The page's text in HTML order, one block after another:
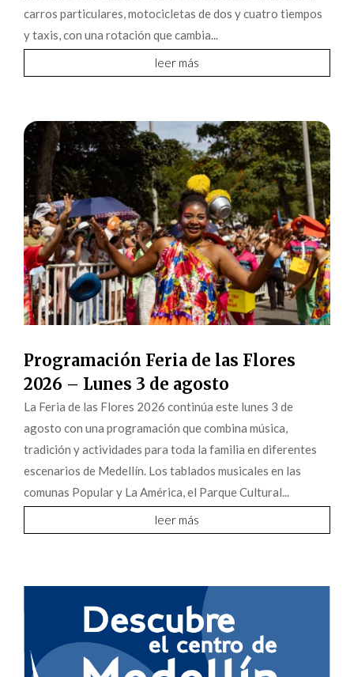
carros particulares, motocicletas de dos y cuatro tiempos
y taxis, con una rotación que cambia...
leer más
Programación Feria de las Flores
2026 – Lunes 3 de agosto
La Feria de las Flores 2026 continúa este lunes 3 de
agosto con una programación que combina música,
tradición y actividades para toda la familia en diferentes
escenarios de Medellín. Los tablados musicales en las
comunas Popular y La América, el Parque Cultural...
leer más